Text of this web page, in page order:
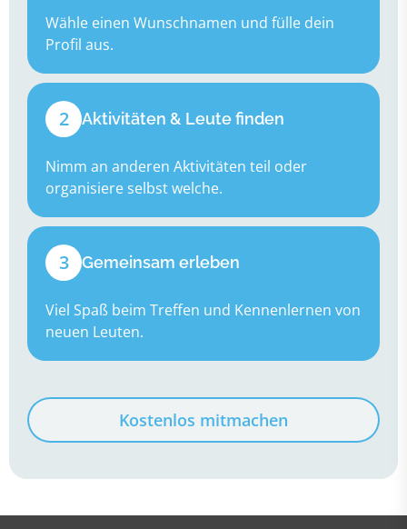
Wähle einen Wunschnamen und fülle dein
Profil aus.
2 Aktivitäten & Leute finden
Nimm an anderen Aktivitäten teil oder
organisiere selbst welche.
3 Gemeinsam erleben
Viel Spaß beim Treffen und Kennenlernen von
neuen Leuten.
Kostenlos mitmachen